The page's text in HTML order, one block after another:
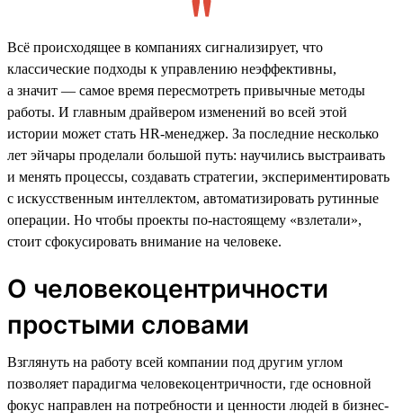
Всё происходящее в компаниях сигнализирует, что
классические подходы к управлению неэффективны,
а значит — самое время пересмотреть привычные методы
работы. И главным драйвером изменений во всей этой
истории может стать HR-менеджер. За последние несколько
лет эйчары проделали большой путь: научились выстраивать
и менять процессы, создавать стратегии, экспериментировать
с искусственным интеллектом, автоматизировать рутинные
операции. Но чтобы проекты по-настоящему «взлетали»,
стоит сфокусировать внимание на человеке.
О человекоцентричности
простыми словами
Взглянуть на работу всей компании под другим углом
позволяет парадигма человекоцентричности, где основной
фокус направлен на потребности и ценности людей в бизнес-